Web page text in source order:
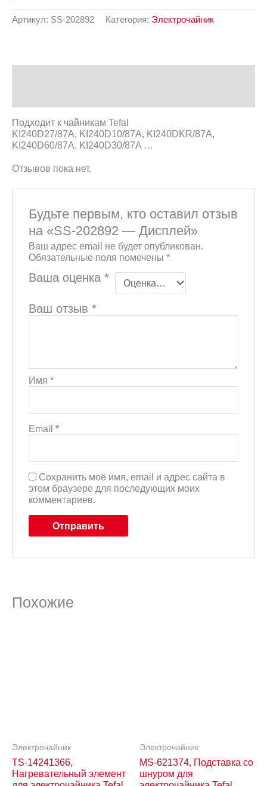
Артикул: SS-202892 Категория: Электрочайник
Подходит к чайникам Tefal
KI240D27/87A, KI240D10/87A, KI240DKR/87A,
KI240D60/87A, KI240D30/87A …
Отзывов пока нет.
Будьте первым, кто оставил отзыв
на «SS-202892 — Дисплей»
Ваш адрес email не будет опубликован.
Обязательные поля помечены*
Ваша оценка*
Ваш отзыв*
Имя*
Email*
Сохранить моё имя, email и адрес сайта в
этом браузере для последующих моих
комментариев.
Похожие
Электрочайник
TS-14241366,
Нагревательный элемент
Электрочайник
MS-621374, Подставка со
шнуром для